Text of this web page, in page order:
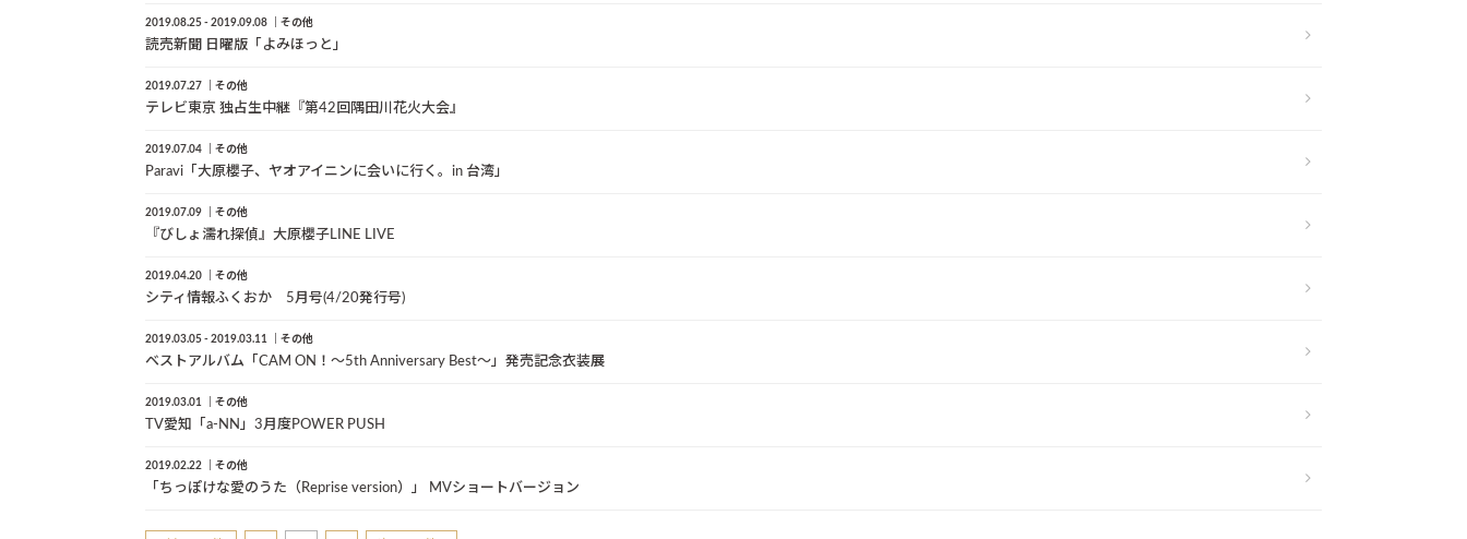
2019.08.25 - 2019.09.08 その他
読売新聞 日曜版「よみほっと」
2019.07.27 その他
テレビ東京 独占生中継『第42回隅田川花火大会』
2019.07.04 その他
Paravi「大原櫻子、ヤオアイニンに会いに行く。in 台湾」
2019.07.09 その他
『びしょ濡れ探偵』大原櫻子LINE LIVE
2019.04.20 その他
シティ情報ふくおか 5月号(4/20発行号)
2019.03.05 - 2019.03.11 その他
ベストアルバム「CAM ON！～5th Anniversary Best～」発売記念衣装展
2019.03.01 その他
TV愛知「a-NN」3月度POWER PUSH
2019.02.22 その他
「ちっぽけな愛のうた（Reprise version）」 MVショートバージョン